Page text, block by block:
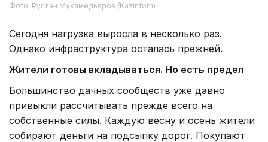
Фото: Руслан Мухамедьяров /Kazinform
Сегодня нагрузка выросла в несколько раз.
Однако инфраструктура осталась прежней.
Жители готовы вкладываться. Но есть предел
Большинство дачных сообществ уже давно
привыкли рассчитывать прежде всего на
собственные силы. Каждую весну и осень жители
собирают деньги на подсыпку дорог. Покупают